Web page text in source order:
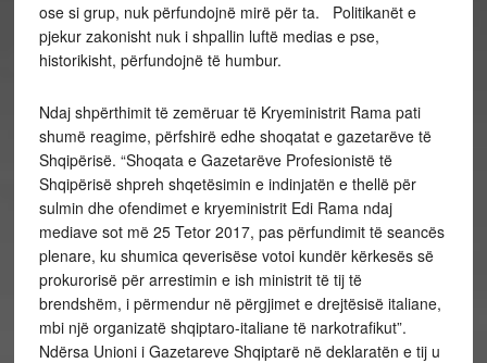
ose si grup, nuk përfundojnë mirë për ta. Politikanët e
pjekur zakonisht nuk i shpallin luftë medias e pse,
historikisht, përfundojnë të humbur.
Ndaj shpërthimit të zemëruar të Kryeministrit Rama pati
shumë reagime, përfshirë edhe shoqatat e gazetarëve të
Shqipërisë. “Shoqata e Gazetarëve Profesionistë të
Shqipërisë shpreh shqetësimin e indinjatën e thellë për
sulmin dhe ofendimet e kryeministrit Edi Rama ndaj
mediave sot më 25 Tetor 2017, pas përfundimit të seancës
plenare, ku shumica qeverisëse votoi kundër kërkesës së
prokurorisë për arrestimin e ish ministrit të tij të
brendshëm, i përmendur në përgjimet e drejtësisë italiane,
mbi një organizatë shqiptaro-italiane të narkotrafikut”.
Ndërsa Unioni i Gazetareve Shqiptarë në deklaratën e tij u